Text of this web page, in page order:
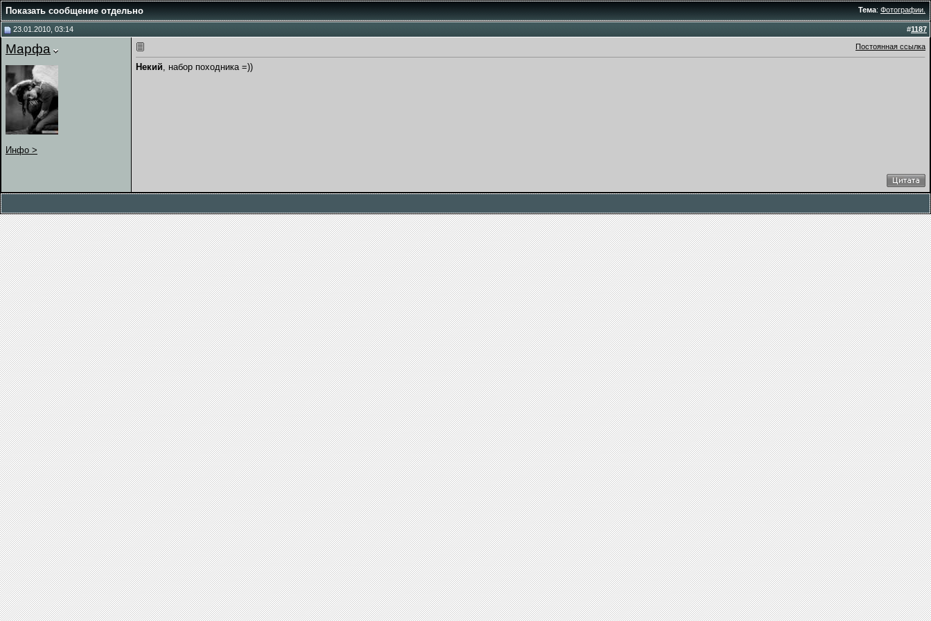
Тема: Фотографии.
Показать сообщение отдельно
23.01.2010, 03:14 #1187
Марфа
Инфо >
Постоянная ссылка
Некий, набор походника =))